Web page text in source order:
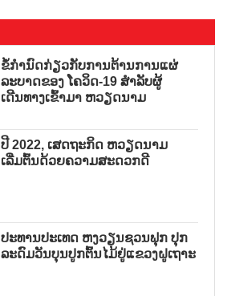
ຂໍ້ກຳນົດກ່ຽວກັບການຕ້ານການແຜ່
ລະບາດຂອງ ໂຄວິດ-19 ສຳລັບຜູ້
ເດີນທາງເຂົ້າມາ ຫວຽດນາມ
ປີ 2022, ເສດຖະກິດ ຫວຽດນາມ
ເລີ່ມຕົ້ນດ້ວຍຄວາມສະດວກດີ
ປະທານປະເທດ ຫງວຽນຊວນຟຸກ ປຸກ
ລະດົມວັນບຸນປູກຕົ້ນໄມ້ຢູ່ແຂວງຝູເຖາະ